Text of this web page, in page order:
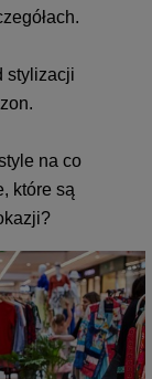
stylizacji
na co
które są